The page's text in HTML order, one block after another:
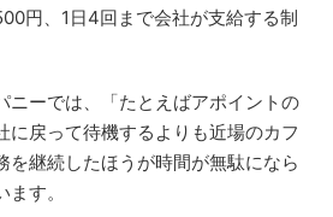
円、1日4回まで会社が支給する制
ニーでは、「たとえばアポイントの
に戻って待機するよりも近場のカフ
を継続したほうが時間が無駄になら
す。